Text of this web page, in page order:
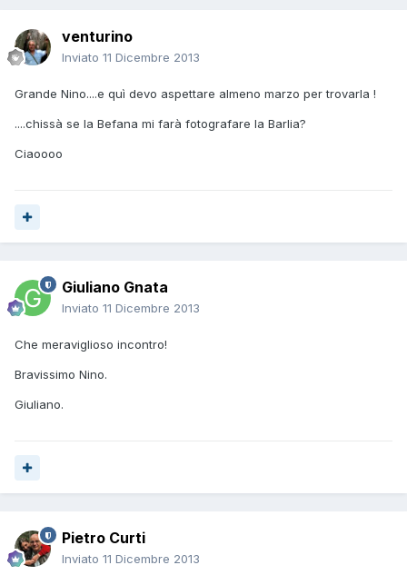
venturino
Inviato 11 Dicembre 2013
Grande Nino....e quì devo aspettare almeno marzo per trovarla !
....chissà se la Befana mi farà fotografare la Barlia?
Ciaoooo
Giuliano Gnata
Inviato 11 Dicembre 2013
Che meraviglioso incontro!
Bravissimo Nino.
Giuliano.
Pietro Curti
Inviato 11 Dicembre 2013